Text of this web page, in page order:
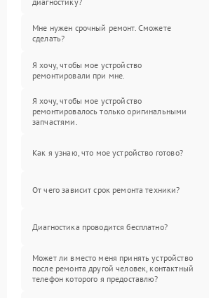
Мне нужен срочный ремонт. Сможете
сделать?
Я хочу, чтобы мое устройство
ремонтировали при мне.
Я хочу, чтобы мое устройство
ремонтировалось только оригинальными
запчастями.
Как я узнаю, что мое устройство готово?
От чего зависит срок ремонта техники?
Диагностика проводится бесплатно?
Может ли вместо меня принять устройство
после ремонта другой человек, контактный
телефон которого я предоставлю?